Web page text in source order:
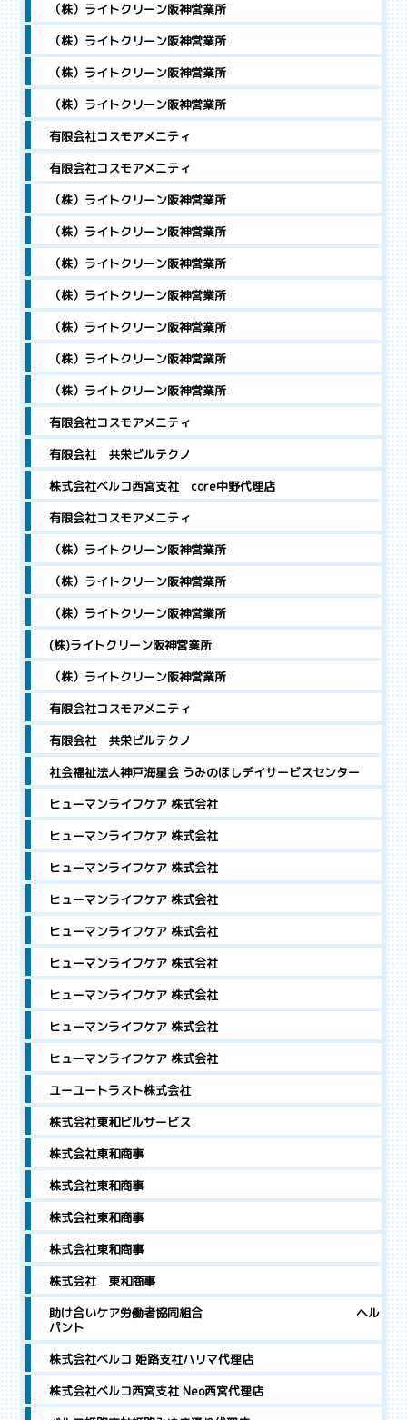
（株）ライトクリーン阪神営業所
（株）ライトクリーン阪神営業所
（株）ライトクリーン阪神営業所
（株）ライトクリーン阪神営業所
有限会社コスモアメニティ
有限会社コスモアメニティ
（株）ライトクリーン阪神営業所
（株）ライトクリーン阪神営業所
（株）ライトクリーン阪神営業所
（株）ライトクリーン阪神営業所
（株）ライトクリーン阪神営業所
（株）ライトクリーン阪神営業所
（株）ライトクリーン阪神営業所
有限会社コスモアメニティ
有限会社 共栄ビルテクノ
株式会社ベルコ西宮支社 core中野代理店
有限会社コスモアメニティ
（株）ライトクリーン阪神営業所
（株）ライトクリーン阪神営業所
（株）ライトクリーン阪神営業所
(株)ライトクリーン阪神営業所
（株）ライトクリーン阪神営業所
有限会社コスモアメニティ
有限会社 共栄ビルテクノ
社会福祉法人神戸海星会 うみのほしデイサービスセンター
ヒューマンライフケア 株式会社
ヒューマンライフケア 株式会社
ヒューマンライフケア 株式会社
ヒューマンライフケア 株式会社
ヒューマンライフケア 株式会社
ヒューマンライフケア 株式会社
ヒューマンライフケア 株式会社
ヒューマンライフケア 株式会社
ヒューマンライフケア 株式会社
ユーユートラスト株式会社
株式会社東和ビルサービス
株式会社東和商事
株式会社東和商事
株式会社東和商事
株式会社東和商事
株式会社 東和商事
助け合いケア労働者協同組合 ヘル
パント
株式会社ベルコ 姫路支社ハリマ代理店
株式会社ベルコ西宮支社 Neo西宮代理店